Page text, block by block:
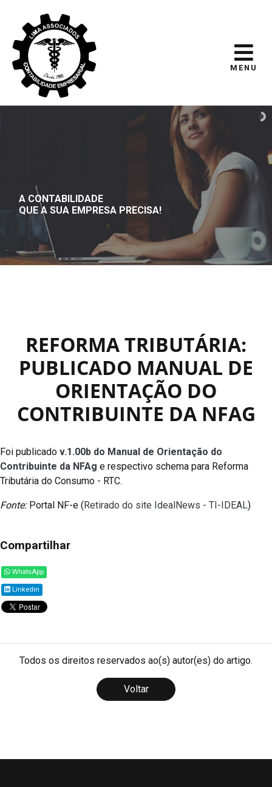
MENU
A CONTABILIDADE
QUE A SUA EMPRESA PRECISA!
REFORMA TRIBUTÁRIA:
PUBLICADO MANUAL DE
ORIENTAÇÃO DO
CONTRIBUINTE DA NFAG
Foi publicado v.1.00b do Manual de Orientação do
Contribuinte da NFAg e respectivo schema para Reforma
Tributária do Consumo - RTC.
Fonte:Portal NF-e (Retirado do site IdealNews - TI-IDEAL)
Compartilhar
WhatsApp
Linkedin
Todos os direitos reservados ao(s) autor(es) do artigo.
Voltar